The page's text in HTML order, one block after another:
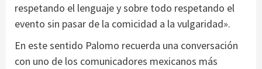
respetando el lenguaje y sobre todo respetando el
evento sin pasar de la comicidad a la vulgaridad».
En este sentido Palomo recuerda una conversación
con uno de los comunicadores mexicanos más